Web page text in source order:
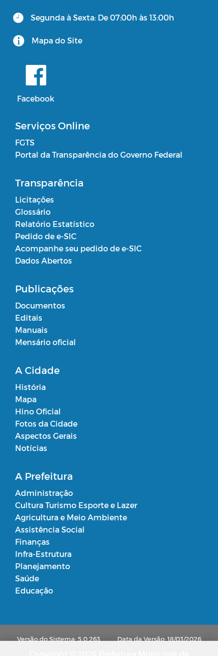
Consulta Pública Virtual - PPA e LOA
Segunda à Sexta: De 07:00h às 13:00h
Mapa do Site
Facebook
Serviços Online
FGTS
Portal da Transparência do Governo Federal
Transparência
Licitações
Glossário
Relatório Estatístico
Pedido de e-SIC
Acompanhe seu pedido de e-SIC
Dados Abertos
Publicações
Documentos
Editais
Manuais
Mensário oficial
A Cidade
História
Mapa
Hino Oficial
Fotos da Cidade
Aspectos Gerais
Notícias
A Prefeitura
Administração
Cultura Turismo Esporte e Lazer
Agricultura e Meio Ambiente
Assistência Social
Finanças
Infra-Estrutura
Planejamento
Saúde
Educação
Versão do Sistema: 5.0.263 Data da Versão: 18/03/2026